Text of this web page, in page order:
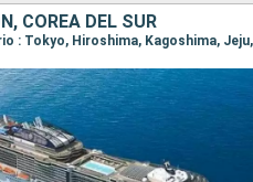
COREA DEL SUR
: Tokyo, Hiroshima, Kagoshima,